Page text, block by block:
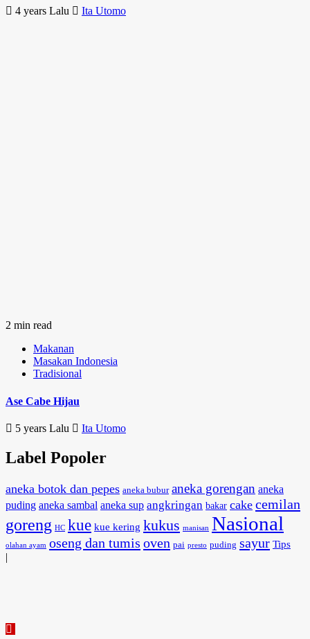
4 years Lalu Ita Utomo
2 min read
Makanan
Masakan Indonesia
Tradisional
Ase Cabe Hijau
5 years Lalu Ita Utomo
Label Popoler
aneka botok dan pepes aneka bubur aneka gorengan aneka
puding aneka sambal aneka sup angkringan bakar cake cemilan
goreng HC kue kue kering kukus manisan Nasional
olahan ayam oseng dan tumis oven pai presto puding sayur Tips
|